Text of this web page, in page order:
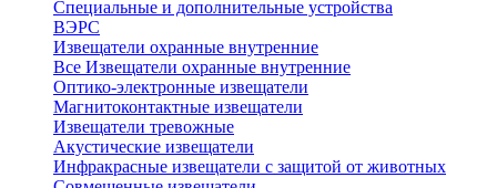
Специальные и дополнительные устройства
ВЭРС
Извещатели охранные внутренние
Все Извещатели охранные внутренние
Оптико-электронные извещатели
Магнитоконтактные извещатели
Извещатели тревожные
Акустические извещатели
Инфракрасные извещатели с защитой от животных